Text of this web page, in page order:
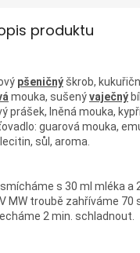
produktu
pšeničnýškrob,
mouka, sušenývaječný
prášek, lněná mouka,
guarová mouka,
sůl, aroma.
s 30 ml mléka a
MW troubě zahříváme 70
2 min. schladnout.